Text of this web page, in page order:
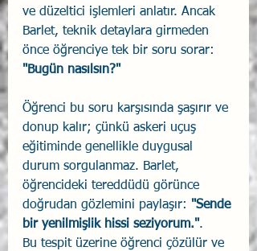
ve düzeltici işlemleri anlatır. Ancak
Barlet, teknik detaylara girmeden
önce öğrenciye tek bir soru sorar:
"Bugün nasılsın?"
Öğrenci bu soru karşısında şaşırır ve
donup kalır; çünkü askeri uçuş
eğitiminde genellikle duygusal
durum sorgulanmaz. Barlet,
öğrencideki tereddüdü görünce
doğrudan gözlemini paylaşır: "Sende
bir yenilmişlik hissi seziyorum.".
Bu tespit üzerine öğrenci çözülür ve